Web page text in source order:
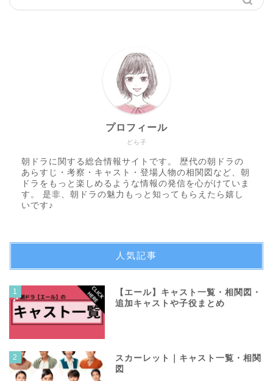
どら子
プロフィール
朝ドラに関する総合情報サイトです。 歴代の朝ドラの
あらすじ・考察・キャスト・登場人物の相関図など、朝
ドラをもっと楽しめるような情報の発信を心がけていま
す。 是非、朝ドラの魅力もっと知ってもらえたら嬉し
いです♪
人気記事
1
【エール】キャスト一覧・相関図・
追加キャストや子役まとめ
2
スカーレット｜キャスト一覧・相関
図